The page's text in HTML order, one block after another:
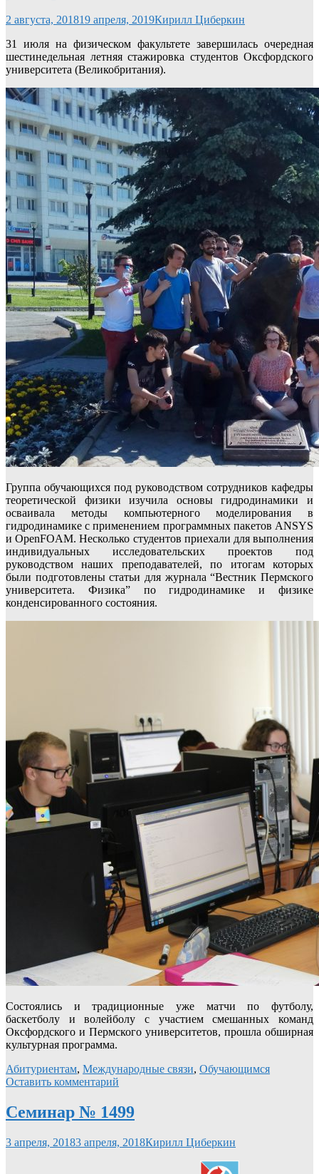
2 августа, 201819 апреля, 2019Кирилл Циберкин
31 июля на физическом факультете завершилась очередная
шестинедельная летняя стажировка студентов Оксфордского
университета (Великобритания).
Группа обучающихся под руководством сотрудников кафедры
теоретической физики изучила основы гидродинамики и
осваивала методы компьютерного моделирования в
гидродинамике с применением программных пакетов ANSYS
и OpenFOAM. Несколько студентов приехали для выполнения
индивидуальных исследовательских проектов под
руководством наших преподавателей, по итогам которых
были подготовлены статьи для журнала “Вестник Пермского
университета. Физика” по гидродинамике и физике
конденсированного состояния.
Состоялись и традиционные уже матчи по футболу,
баскетболу и волейболу с участием смешанных команд
Оксфордского и Пермского университетов, прошла обширная
культурная программа.
Абитуриентам, Международные связи, Обучающимся
Оставить комментарий
Семинар № 1499
3 апреля, 20183 апреля, 2018Кирилл Циберкин